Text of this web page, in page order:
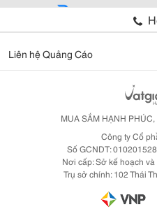
Liên hệ Quảng Cáo
MUA SẮM HẠNH
Công ty Cổ
Số GCNDT:
Nơi cấp: Sở kế hoạch
Trụ sở chính: 102 Thái